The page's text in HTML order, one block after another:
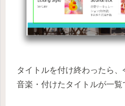
タイトルを付け終わったら、
音楽・付けたタイトルが一覧